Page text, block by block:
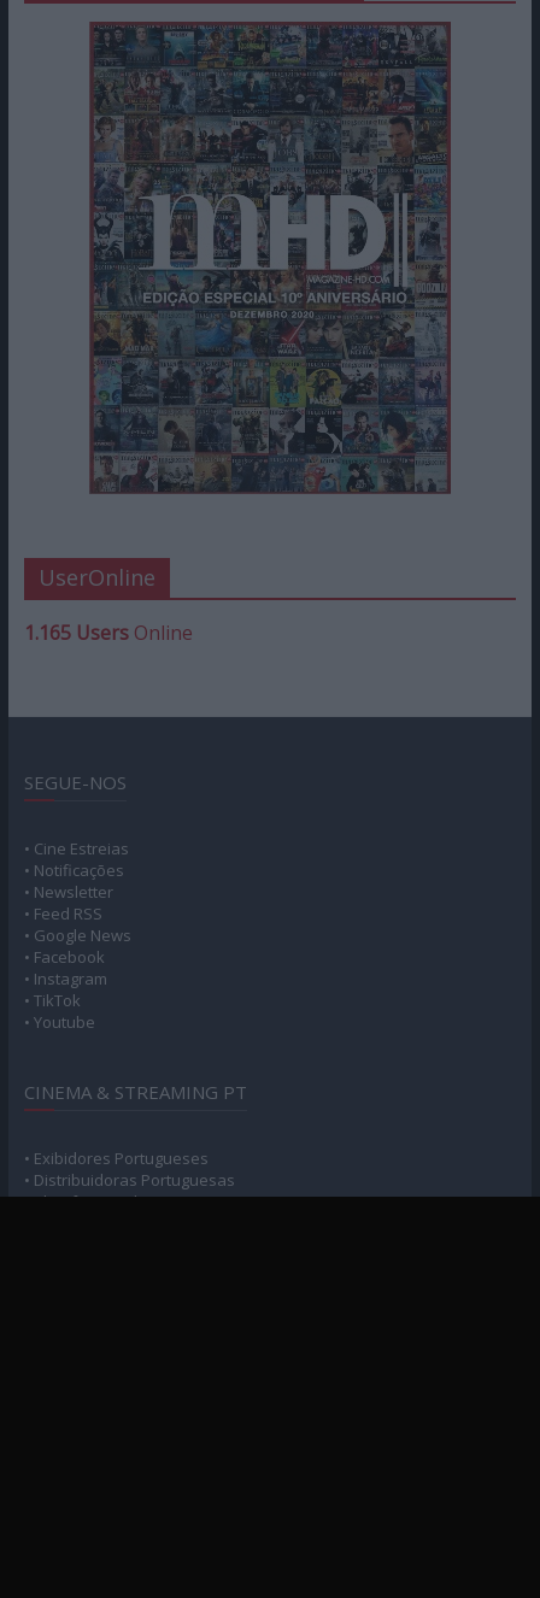
UserOnline
1.165 UsersOnline
SEGUE-NOS
• Cine Estreias
• Notificações
• Newsletter
• Feed RSS
• Google News
• Facebook
• Instagram
• TikTok
• Youtube
CINEMA & STREAMING PT
• Exibidores Portugueses
• Distribuidoras Portuguesas
• Plataformas de Streaming